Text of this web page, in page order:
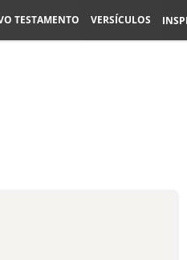
TESTAMENTO VERSÍCULOS